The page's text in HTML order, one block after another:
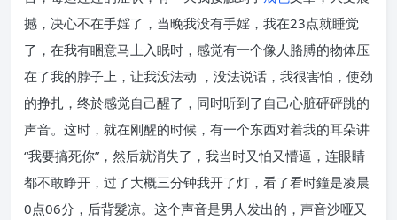
撼，决心不在手婬了，当晚我没有手婬，我在23点就睡觉
了，在我有睏意马上入眠时，感觉有一个像人胳膊的物体压
在了我的脖子上，让我没法动 ，没法说话，我很害怕，使劲
的挣扎，终於感觉自己醒了，同时听到了自己心脏砰砰跳的
声音。这时，就在刚醒的时候，有一个东西对着我的耳朵讲
“我要搞死你”，然后就消失了，我当时又怕又懵逼，连眼睛
都不敢睁开，过了大概三分钟我开了灯，看了看时鐘是凌晨
0点06分，后背髮凉。这个声音是男人发出的，声音沙哑又